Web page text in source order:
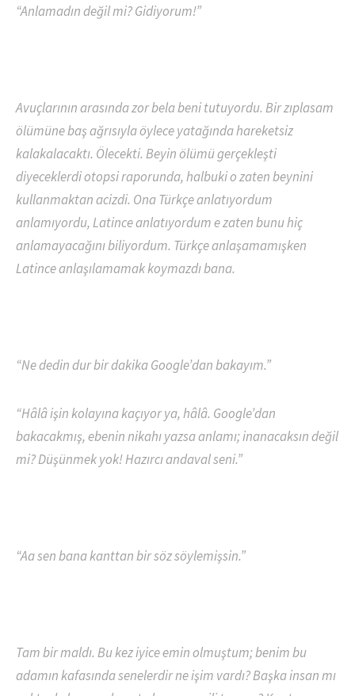
“Anlamadın değil mi? Gidiyorum!”
Avuçlarının arasında zor bela beni tutuyordu. Bir zıplasam
ölümüne baş ağrısıyla öylece yatağında hareketsiz
kalakalacaktı. Ölecekti. Beyin ölümü gerçekleşti
diyeceklerdi otopsi raporunda, halbuki o zaten beynini
kullanmaktan acizdi. Ona Türkçe anlatıyordum
anlamıyordu, Latince anlatıyordum e zaten bunu hiç
anlamayacağını biliyordum. Türkçe anlaşamamışken
Latince anlaşılamamak koymazdı bana.
“Ne dedin dur bir dakika Google’dan bakayım.”
“Hâlâ işin kolayına kaçıyor ya, hâlâ. Google’dan
bakacakmış, ebenin nikahı yazsa anlamı; inanacaksın değil
mi? Düşünmek yok! Hazırcı andaval seni.”
“Aa sen bana kanttan bir söz söylemişsin.”
Tam bir maldı. Bu kez iyice emin olmuştum; benim bu
adamın kafasında senelerdir ne işim vardı? Başka insan mı